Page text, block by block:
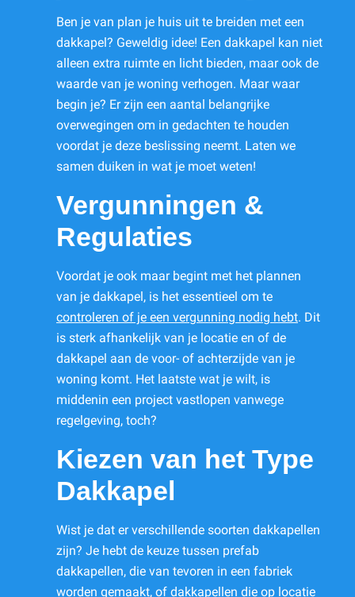
Ben je van plan je huis uit te breiden met een
dakkapel? Geweldig idee! Een dakkapel kan niet
alleen extra ruimte en licht bieden, maar ook de
waarde van je woning verhogen. Maar waar
begin je? Er zijn een aantal belangrijke
overwegingen om in gedachten te houden
voordat je deze beslissing neemt. Laten we
samen duiken in wat je moet weten!
Vergunningen &
Regulaties
Voordat je ook maar begint met het plannen
van je dakkapel, is het essentieel om te
controleren of je een vergunning nodig hebt. Dit
is sterk afhankelijk van je locatie en of de
dakkapel aan de voor- of achterzijde van je
woning komt. Het laatste wat je wilt, is
middenin een project vastlopen vanwege
regelgeving, toch?
Kiezen van het Type
Dakkapel
Wist je dat er verschillende soorten dakkapellen
zijn? Je hebt de keuze tussen prefab
dakkapellen, die van tevoren in een fabriek
worden gemaakt, of dakkapellen die op locatie